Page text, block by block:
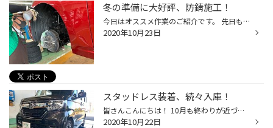
冬の準備に大好評、防錆施工！
今日はオススメ作業のご紹介です。 先日もご紹介した冬に向けた準備のひとつ、防錆施工。 大好評につき、作業のご依頼も増えております！ 作業のご依頼・ご成約頂いた皆様、ありがとうございます！ 愛車の下廻りのサビを防いでくれて、 かつサビが起きてしまっていても進行を抑えてくれるのでオスス...
2020年10月23日
スタッドレス装着、続々入庫！
皆さんこんにちは！ 10月も終わりが近づいている中、スタッドレスタイヤの装着も 続々と増えております！ 当店でのタイヤ保管をご利用いただいている方々や、 持ち込みタイヤ交換の作業はもちろん、 ご成約いただいた新品タイヤやアルミセットの装着も始まっております！ ～ホンダ・Ｎ-ＢＯＸカスタ...
2020年10月22日